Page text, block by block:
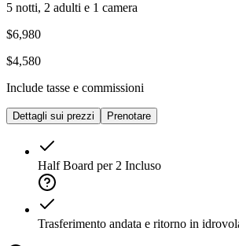
5 notti, 2 adulti e 1 camera
$6,980
$4,580
Include tasse e commissioni
Dettagli sui prezzi Prenotare
Half Board per 2 Incluso
Trasferimento andata e ritorno in